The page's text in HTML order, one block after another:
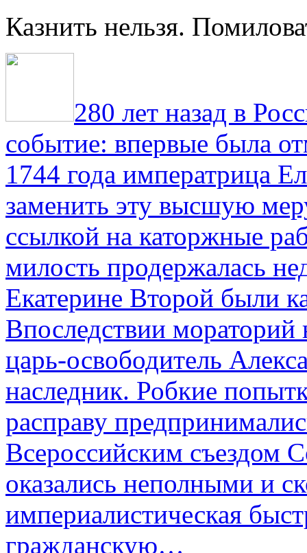
Казнить нельзя.
280 лет назад в
событие: впервые была
1744 года императрица
заменить эту высшую
ссылкой на каторжные
милость продержалась
Екатерине Второй были
Впоследствии мораторий
царь-освободитель
наследник. Робкие
расправу
Всероссийским съездом
оказались неполными и
империалистическая
гражданскую…